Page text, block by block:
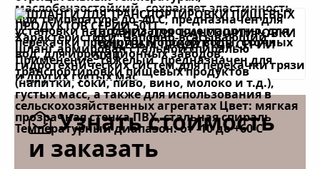
ШЛАНГИ ДЛЯ ТРАНСПОРТИРОВКИ
ПИЩЕВЫХ ПРОДУКТОВ СЕРИИ
501T
Узнать стоимость
и заказать